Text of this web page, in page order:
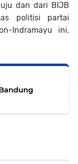
dan dari BIJB
politisi partai
Indramayu ini.